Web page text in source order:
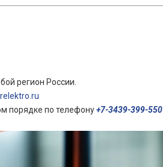
регион России.
порядке по телефону+7-3439-399-550